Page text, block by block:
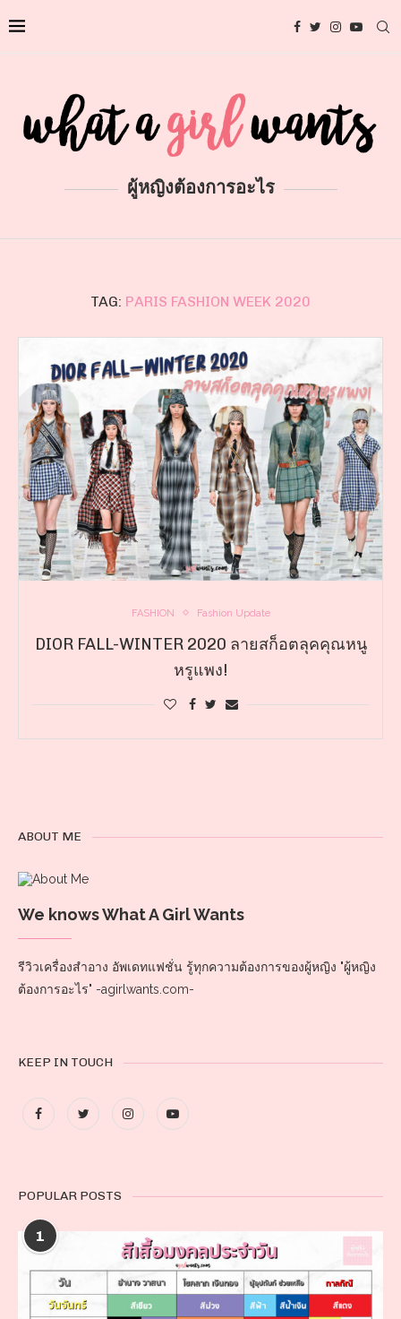
ผู้หญิงต้องการอะไร
TAG: PARIS FASHION WEEK 2020
FASHION Fashion Update
DIOR FALL-WINTER 2020 ลายสก็อตลุคคุณหนู
หรูแพง!
ABOUT ME
We knows What A Girl Wants
รีวิวเครื่องสำอาง อัพเดทแฟชั่น รู้ทุกความต้องการของผู้หญิง "ผู้หญิง
ต้องการอะไร" -agirlwants.com-
KEEP IN TOUCH
POPULAR POSTS
1